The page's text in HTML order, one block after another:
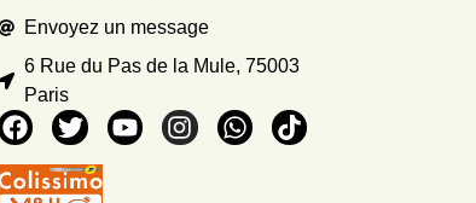
Envoyez un message
6 Rue du Pas de la Mule, 75003
Paris